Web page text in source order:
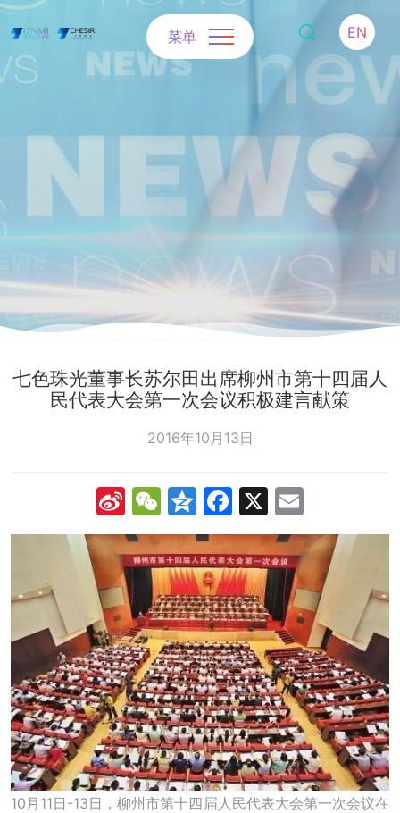
EN
菜单
七色珠光董事长苏尔田出席柳州市第十四届人
民代表大会第一次会议积极建言献策
2016年10月13日
Sina
Weibo
WeChat
Qzone
Facebook
X
10月11日-13日，柳州市第十四届人民代表大会第一次会议在